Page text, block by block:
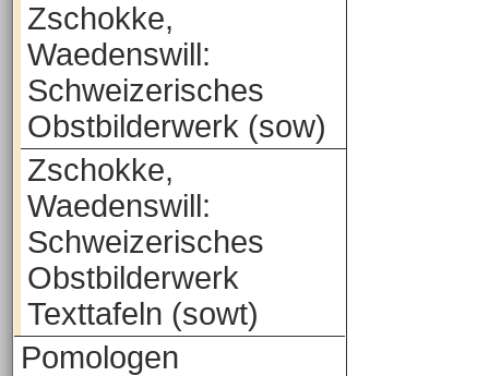
Zschokke,
Waedenswill:
Schweizerisches
Obstbilderwerk (sow)
Zschokke,
Waedenswill:
Schweizerisches
Obstbilderwerk
Texttafeln (sowt)
Pomologen